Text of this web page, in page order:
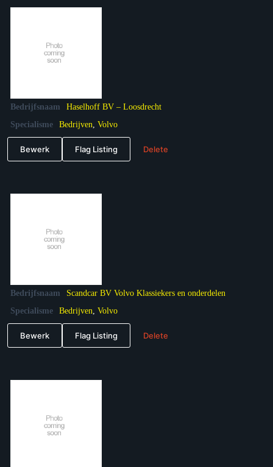
Bedrijfsnaam
Haselhoff BV – Loosdrecht
Specialisme
Bedrijven Volvo
Bewerk Flag Listing Delete
Bedrijfsnaam
Scandcar BV Volvo Klassiekers en onderdelen
Specialisme
Bedrijven Volvo
Bewerk Flag Listing Delete